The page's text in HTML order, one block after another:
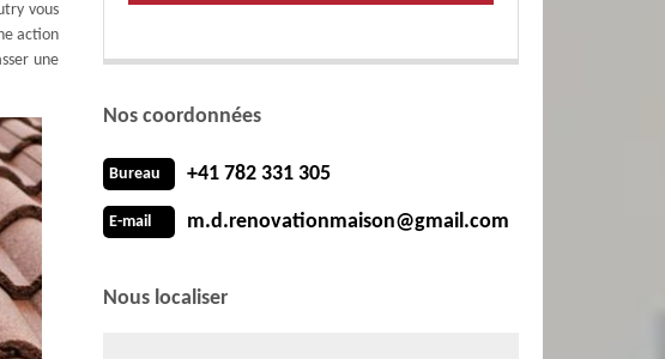
vous
action
une
Nos coordonnées
Bureau +41 782 331 305
E-mail m.d.renovationmaison@gmail.com
Nous localiser